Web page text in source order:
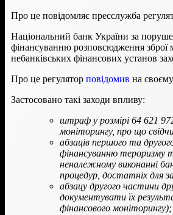
Про це повідомляє пресслужба
Національний банк України за
фінансуванню розповсюдження зброї
небанківських фінансових установ
Про це регулятор повідомив на
Застосовано такі заходи впливу:
штраф у розмірі 64 621
моніторингу, про що
абзаців першого та
фінансуванню тероризму
неналежному виконанні
процедур, достатніх для
абзацу другого частини
документувати їх
фінансового моніторингу);